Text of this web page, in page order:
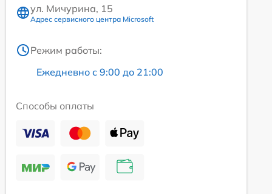
ул. Мичурина, 15
Адрес сервисного центра Microsoft
Режим работы:
Ежедневно с 9:00 до 21:00
Способы оплаты